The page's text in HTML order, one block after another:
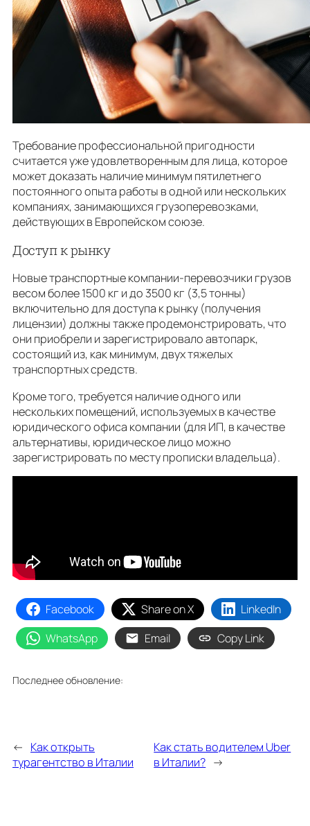
Требование профессиональной пригодности
считается уже удовлетворенным для лица, которое
может доказать наличие минимум пятилетнего
постоянного опыта работы в одной или нескольких
компаниях, занимающихся грузоперевозками,
действующих в Европейском союзе.
Доступ к рынку
Новые транспортные компании-перевозчики грузов
весом более 1500 кг и до 3500 кг (3,5 тонны)
включительно для доступа к рынку (получения
лицензии) должны также продемонстрировать, что
они приобрели и зарегистрировало автопарк,
состоящий из, как минимум, двух тяжелых
транспортных средств.
Кроме того, требуется наличие одного или
нескольких помещений, используемых в качестве
юридического офиса компании (для ИП, в качестве
альтернативы, юридическое лицо можно
зарегистрировать по месту прописки владельца).
Facebook Share on X
LinkedIn
WhatsApp
Email Copy Link
Последнее обновление:
← Как открыть
турагентство в Италии
Как стать водителем Uber
в Италии? →